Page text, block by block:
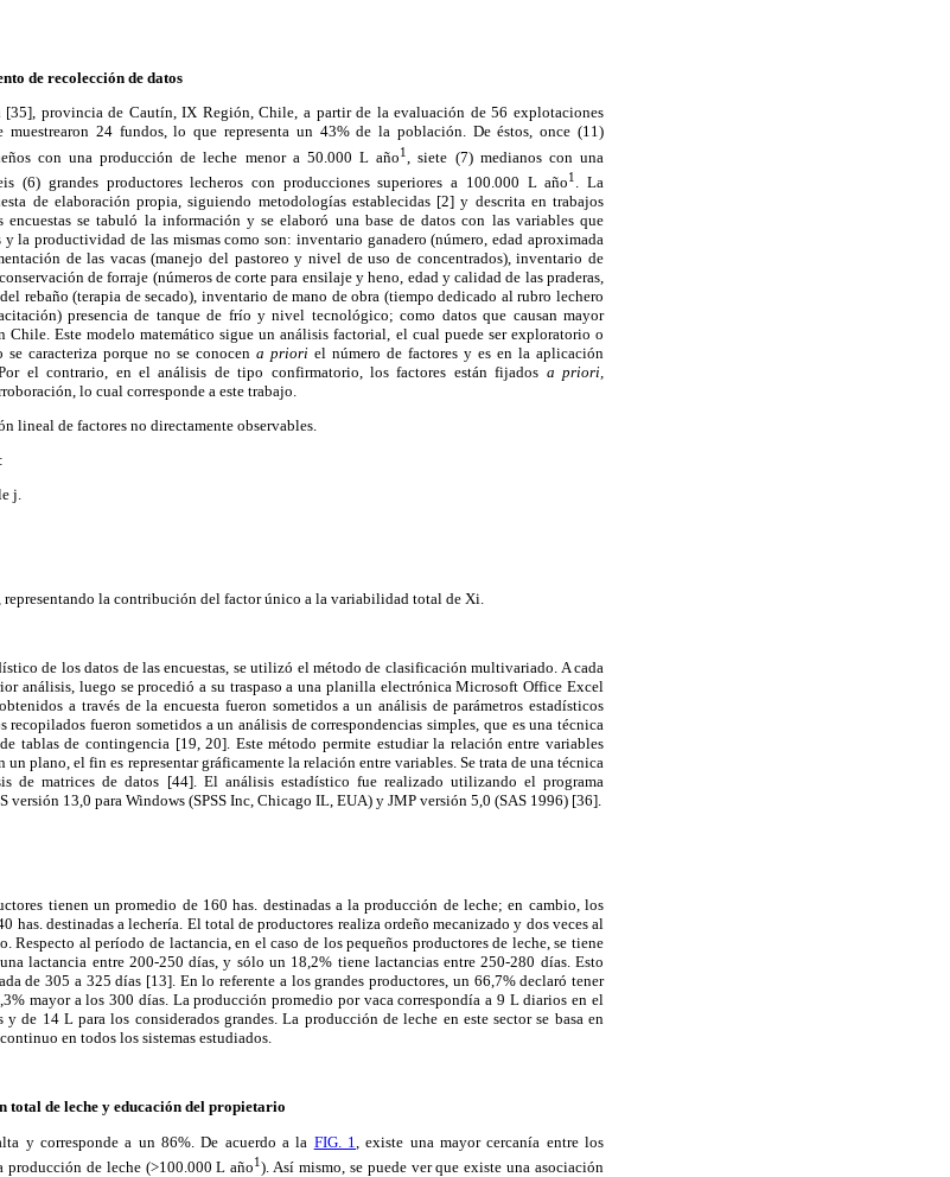
de recolección de datos
provincia de Cautín, IX Región, Chile, a partir de la evaluación de 56 explotaciones
muestrearon 24 fundos, lo que representa un 43% de la población. De éstos, once (11)
con una producción de leche menor a 50.000 L año1
, siete (7) medianos con una
(6) grandes productores lecheros con producciones superiores a 100.000 L año1
. La
de elaboración propia, siguiendo metodologías establecidas [2] y descrita en trabajos
se tabuló la información y se elaboró una base de datos con las variables que
la productividad de las mismas como son: inventario ganadero (número, edad aproximada
de las vacas (manejo del pastoreo y nivel de uso de concentrados), inventario de
de forraje (números de corte para ensilaje y heno, edad y calidad de las praderas,
rebaño (terapia de secado), inventario de mano de obra (tiempo dedicado al rubro lechero
presencia de tanque de frío y nivel tecnológico; como datos que causan mayor
Chile. Este modelo matemático sigue un análisis factorial, el cual puede ser exploratorio o
caracteriza porque no se conocen a priori el número de factores y es en la aplicación
el contrario, en el análisis de tipo confirmatorio, los factores están fijados a priori,
lo cual corresponde a este trabajo.
lineal de factores no directamente observables.
j.
la contribución del factor único a la variabilidad total de Xi.
de los datos de las encuestas, se utilizó el método de clasificación multivariado. A cada
análisis, luego se procedió a su traspaso a una planilla electrónica Microsoft Office Excel
a través de la encuesta fueron sometidos a un análisis de parámetros estadísticos
fueron sometidos a un análisis de correspondencias simples, que es una técnica
tablas de contingencia [19, 20]. Este método permite estudiar la relación entre variables
un plano, el fin es representar gráficamente la relación entre variables. Se trata de una técnica
de matrices de datos [44]. El análisis estadístico fue realizado utilizando el programa
versión 13,0 para Windows (SPSS Inc, Chicago IL, EUA) y JMP versión 5,0 (SAS 1996) [36].
tienen un promedio de 160 has. destinadas a la producción de leche; en cambio, los
has. destinadas a lechería. El total de productores realiza ordeño mecanizado y dos veces al
Respecto al período de lactancia, en el caso de los pequeños productores de leche, se tiene
lactancia entre 200-250 días, y sólo un 18,2% tiene lactancias entre 250-280 días. Esto
de 305 a 325 días [13]. En lo referente a los grandes productores, un 66,7% declaró tener
mayor a los 300 días. La producción promedio por vaca correspondía a 9 L diarios en el
de 14 L para los considerados grandes. La producción de leche en este sector se basa en
en todos los sistemas estudiados.
total de leche y educación del propietario
y corresponde a un 86%. De acuerdo a la FIG. 1
, existe una mayor cercanía entre los
producción de leche (>100.000 L año1). Así mismo, se puede ver que existe una asociación